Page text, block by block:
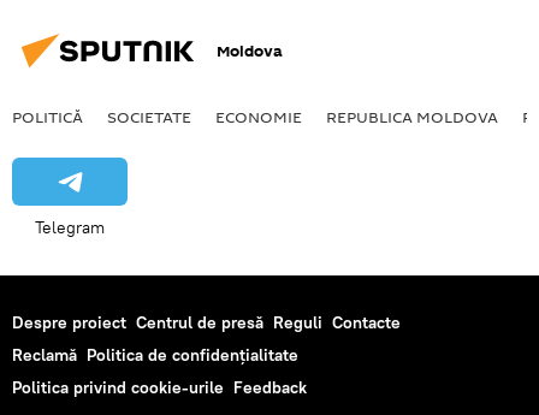
Moldova
POLITICĂ SOCIETATE ECONOMIE REPUBLICA MOLDOVA
Telegram
Despre proiect Centrul de presă Reguli Contacte
Reclamă Politica de confidențialitate
Politica privind cookie-urile Feedback